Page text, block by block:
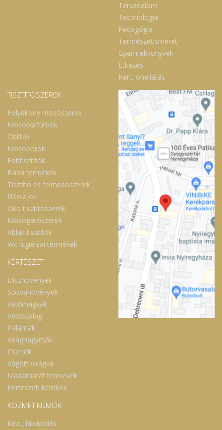
Társadalom
Technológia
Pedagógia
Természetismeret
Gyermekkönyvek
Étkezés
Kert, önellátás
TISZTÍTÓSZEREK
Folyékony mosószerek
Mosóparfümök
Öblítők
Mosóporok
Folttisztítók
Baba termékek
Tisztító és felmosószerek
Illóolajok
Öko tisztítószerek
Mosogatószerek
Ablak tisztítók
Wc higiéniai termékek
KERTÉSZET
Dísznövények
Szobanövények
Vetőmagvak
Vetőszalag
Palánták
Virághagymák
Cserjék
Vágott virágok
Madárbarát termékek
Kertészeti kellékek
KOZMETIKUMOK
Kéz-, lábápolás